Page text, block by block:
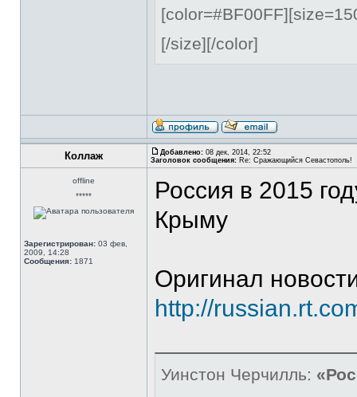
[/size][/color]
Коллаж Добавлено: 08 дек, 2014, 22:52
Заголовок сообщения: Re: Сражающийся Севастополь!
offline
*****
Зарегистрирован: 03 фев,
2009, 14:28
Сообщения: 1871
​Россия в 2015
Крыму
Оригинал
http://
Уинстон Черчилль: